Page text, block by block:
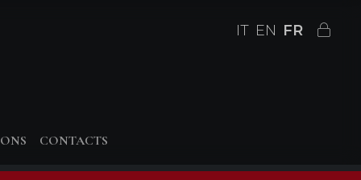
IT EN FR
CONTACTS